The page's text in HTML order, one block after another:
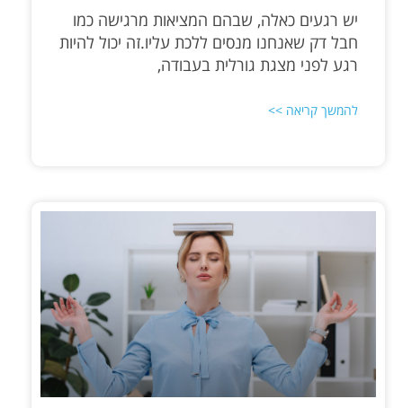
יש רגעים כאלה, שבהם המציאות מרגישה כמו
חבל דק שאנחנו מנסים ללכת עליו.זה יכול להיות
רגע לפני מצגת גורלית בעבודה,
להמשך קריאה >>